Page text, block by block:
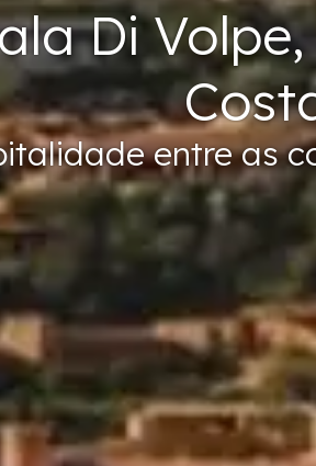
Di
entre as